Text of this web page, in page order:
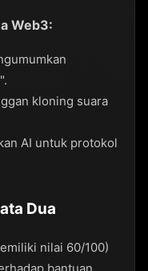
Web3:
kloning suara
AI untuk protokol
Dua
nilai 60/100)
bantuan